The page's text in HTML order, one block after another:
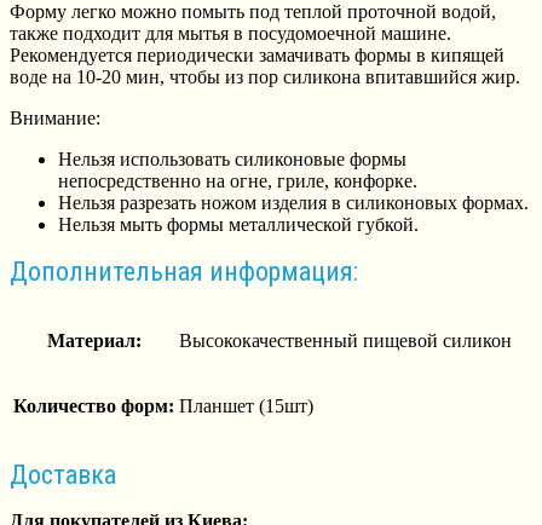
Форму легко можно помыть под теплой проточной водой,
также подходит для мытья в посудомоечной машине.
Рекомендуется периодически замачивать формы в кипящей
воде на 10-20 мин, чтобы из пор силикона впитавшийся жир.
Внимание:
Нельзя использовать силиконовые формы
непосредственно на огне, гриле, конфорке.
Нельзя разрезать ножом изделия в силиконовых формах.
Нельзя мыть формы металлической губкой.
Дополнительная информация:
Материал: Высококачественный пищевой силикон
Количество форм: Планшет (15шт)
Доставка